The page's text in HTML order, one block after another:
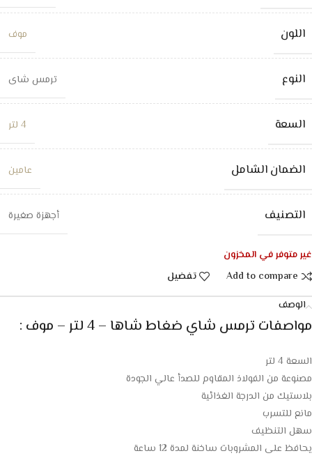
اللون موف
النوع ترمس شاى
السعة 4 لتر
الضمان الشامل عامين
التصنيف أجهزة صغيرة
غير متوفر في المخزون
Add to compare
تفضيل
الوصف
مواصفات ترمس شاي ضغاط شاها – 4 لتر – موف :
السعة 4 لتر
مصنوعة من الفولاذ المقاوم للصدأ عالي الجودة
بلاستيك من الدرجة الغذائية
مانع للتسرب
سهل التنظيف
يحافظ على المشروبات ساخنة لمدة 12 ساعة